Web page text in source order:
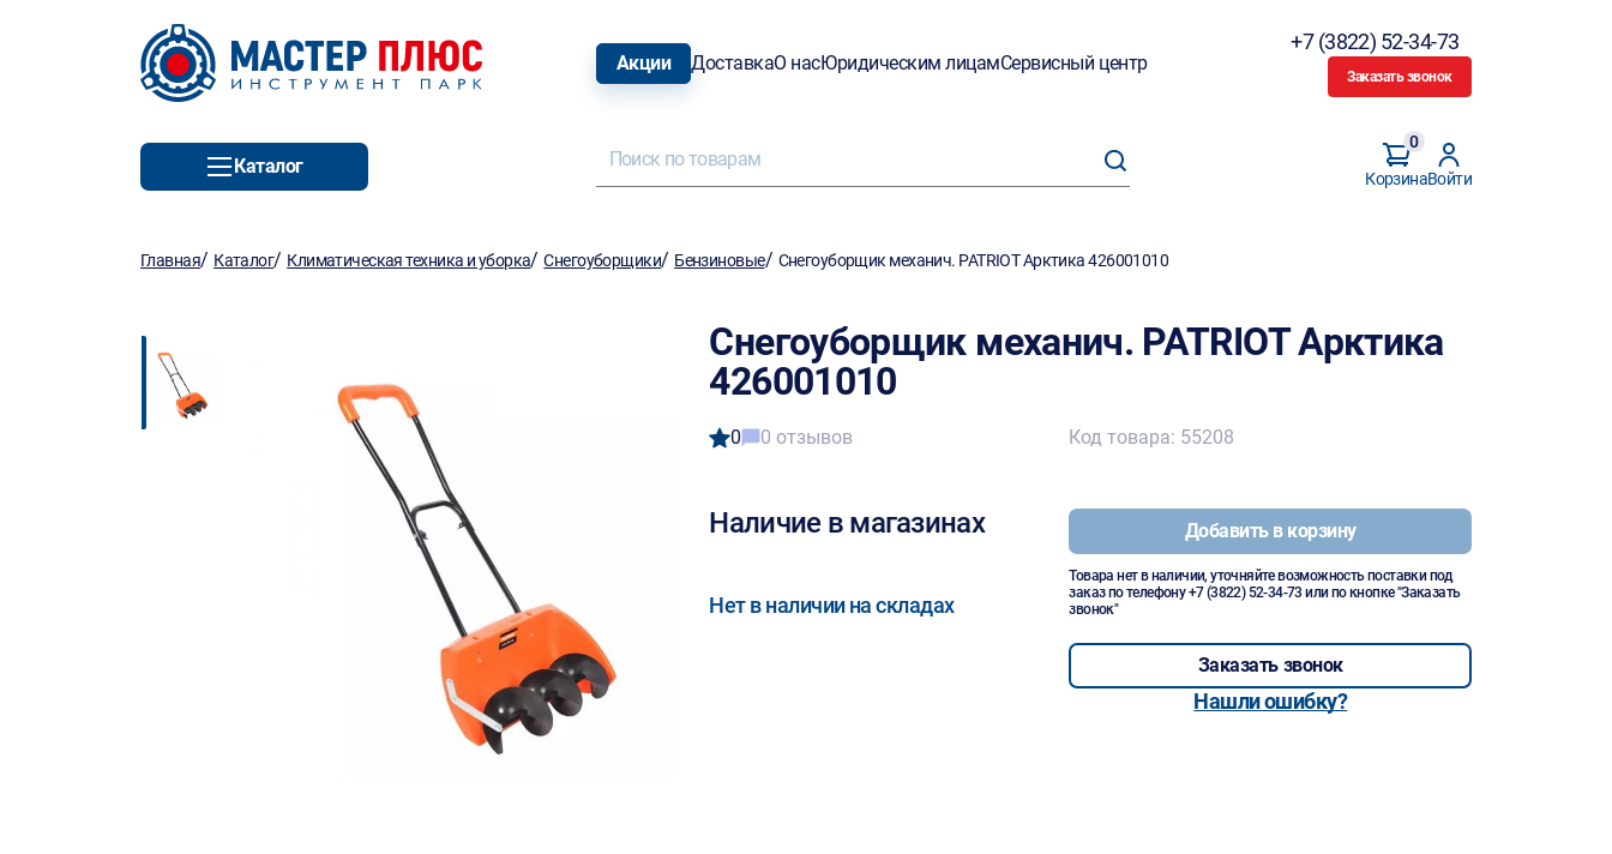
Акции ДоставкаО насЮридическим лицамСервисный центр
+7 (3822) 52-34-73
Заказать звонок
Каталог
Корзина
0
Войти
Главная/ Каталог/ Климатическая техника и уборка/Снегоуборщики/ Бензиновые/ Снегоуборщик механич. PATRIOT Арктика 426001010
Снегоуборщик механич. PATRIOT Арктика
426001010
0 0 отзывов
Наличие в магазинах
Нет в наличии на складах
Код товара: 55208
Добавить в корзину
Товара нет в наличии, уточняйте возможность поставки под
заказ по телефону+7 (3822) 52-34-73 или по кнопке "Заказать
звонок"
Заказать звонок
Нашли ошибку?